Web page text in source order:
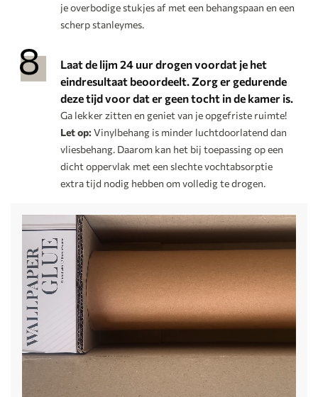
je overbodige stukjes af met een behangspaan en een
scherp stanleymes.
Laat de lijm 24 uur drogen voordat je het
eindresultaat beoordeelt. Zorg er gedurende
deze tijd voor dat er geen tocht in de kamer is.
Ga lekker zitten en geniet van je opgefriste ruimte!
Let op: Vinylbehang is minder luchtdoorlatend dan
vliesbehang. Daarom kan het bij toepassing op een
dicht oppervlak met een slechte vochtabsorptie
extra tijd nodig hebben om volledig te drogen.